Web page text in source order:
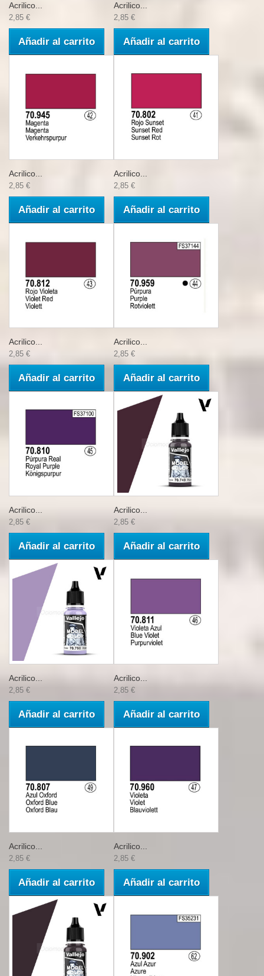
Acrilico...
2,85 €
Añadir al carrito
Acrilico...
2,85 €
Añadir al carrito
Acrilico...
2,85 €
Añadir al carrito
Acrilico...
2,85 €
Añadir al carrito
Acrilico...
2,85 €
Añadir al carrito
Acrilico...
2,85 €
Añadir al carrito
Acrilico...
2,85 €
Añadir al carrito
Acrilico...
2,85 €
Añadir al carrito
Acrilico...
2,85 €
Añadir al carrito
Acrilico...
2,85 €
Añadir al carrito
Acrilico...
2,85 €
Añadir al carrito
Acrilico...
2,85 €
Añadir al carrito